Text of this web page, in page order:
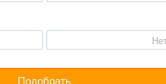
Подобрать